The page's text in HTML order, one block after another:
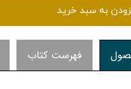
به سبد خرید
فهرست کتاب